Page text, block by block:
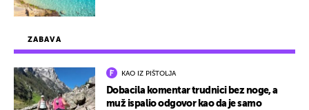
ZABAVA
KAO IZ PIŠTOLJA
Dobacila komentar trudnici bez noge, a
muž ispalio odgovor kao da je samo